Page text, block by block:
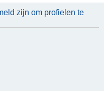
zijn om profielen te